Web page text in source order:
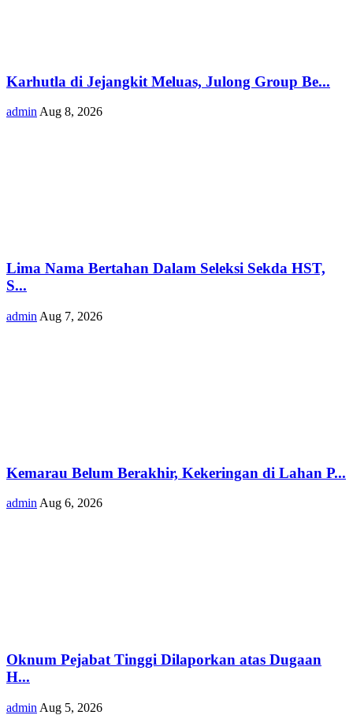
Karhutla di Jejangkit Meluas, Julong Group Be...
adminAug 8, 2026
Lima Nama Bertahan Dalam Seleksi Sekda HST,
S...
admin Aug 7, 2026
Kemarau Belum Berakhir, Kekeringan di Lahan P...
admin Aug 6, 2026
Oknum Pejabat Tinggi Dilaporkan atas Dugaan
H...
admin Aug 5, 2026